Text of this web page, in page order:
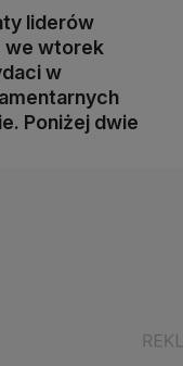
liderów
we wtorek
w
Poniżej dwie